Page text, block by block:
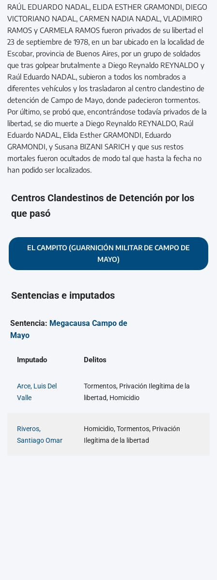
RAÚL EDUARDO NADAL, ELIDA ESTHER GRAMONDI, DIEGO
VICTORIANO NADAL, CARMEN NADIA NADAL, VLADIMIRO
RAMOS y CARMELA RAMOS fueron privados de su libertad el
23 de septiembre de 1978, en un bar ubicado en la localidad de
Escobar, provincia de Buenos Aires, por un grupo de soldados
que tras golpear brutalmente a Diego Reynaldo REYNALDO y
Raúl Eduardo NADAL, subieron a todos los nombrados a
diferentes vehículos y los trasladaron al centro clandestino de
detención de Campo de Mayo, donde padecieron tormentos.
Por último, se probó que, encontrándose todavía privados de la
libertad, se dio muerte a Diego Reynaldo REYNALDO, Raúl
Eduardo NADAL, Elida Esther GRAMONDI, Eduardo
GRAMONDI, y Susana BIZANI SARICH y que sus restos
mortales fueron ocultados de modo tal que hasta la fecha no
han podido ser localizados.
Centros Clandestinos de Detención por los
que pasó
EL CAMPITO (GUARNICIÓN MILITAR DE CAMPO DE
MAYO)
Sentencias e imputados
Sentencia: Megacausa Campo de
Mayo
Imputado Delitos
Arce, Luis Del
Valle
Tormentos, Privación Ilegítima de la
libertad, Homicidio
Riveros,
Santiago Omar
Homicidio, Tormentos, Privación
Ilegítima de la libertad